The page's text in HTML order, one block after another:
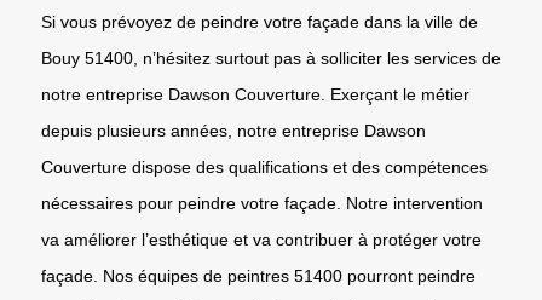
Si vous prévoyez de peindre votre façade dans la ville de
Bouy 51400, n’hésitez surtout pas à solliciter les services de
notre entreprise Dawson Couverture. Exerçant le métier
depuis plusieurs années, notre entreprise Dawson
Couverture dispose des qualifications et des compétences
nécessaires pour peindre votre façade. Notre intervention
va améliorer l’esthétique et va contribuer à protéger votre
façade. Nos équipes de peintres 51400 pourront peindre